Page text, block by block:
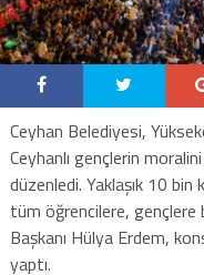
Ceyhan Belediyesi,
Ceyhanlı gençlerin
düzenledi. Yaklaşık 10 bin
tüm öğrencilere, gençlere
Başkanı Hülya Erdem,
yaptı.